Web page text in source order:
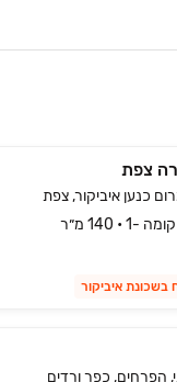
צפת
כנען איביקור, צפת
בשכונת איביקור
הפרחים, כפר ורדים